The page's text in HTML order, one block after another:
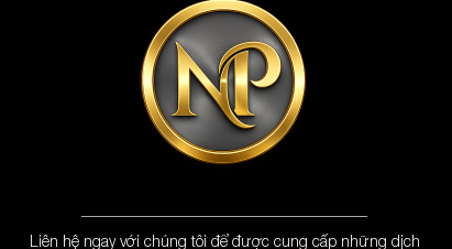
Liên hệ ngay với chúng tôi để được cung cấp những dịch